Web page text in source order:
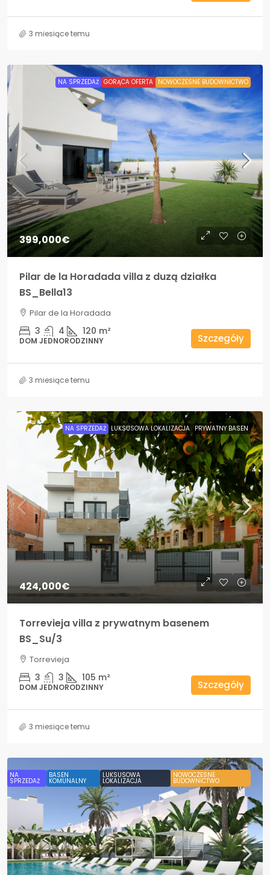
3 miesiące temu
NA SPRZEDAŻ GORĄCA OFERTA NOWOCZESNE BUDOWNICTWO
399,000€
Pilar de la Horadada villa z duzą działka
BS_Bella13
Pilar de la Horadada
3 4 120 m²
DOM JEDNORODZINNY Szczegóły
3 miesiące temu
NA SPRZEDAŻ LUKSUSOWA LOKALIZACJA PRYWATNY BASEN
424,000€
Torrevieja villa z prywatnym basenem
BS_Su/3
Torrevieja
3 3 105 m²
DOM JEDNORODZINNY Szczegóły
3 miesiące temu
NA
SPRZEDAŻ
BASEN
KOMUNALNY
LUKSUSOWA
LOKALIZACJA
NOWOCZESNE
BUDOWNICTWO